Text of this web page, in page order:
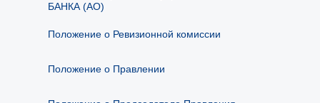
БАНКА (АО)
Положение о Ревизионной комиссии
Положение о Правлении